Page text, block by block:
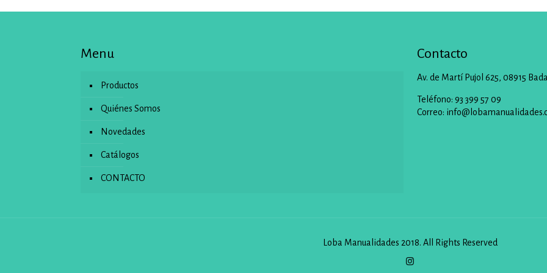
Menu
Productos
Quiénes Somos
Novedades
Catálogos
CONTACTO
Contacto
Av. de Martí Pujol 625, 08915
Teléfono: 93 399 57 09
Correo:
Loba Manualidades 2018. All Rights Reserved